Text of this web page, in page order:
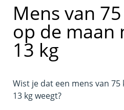
Mens van
op de maan
13 kg
Wist je dat een mens van
13 kg weegt?